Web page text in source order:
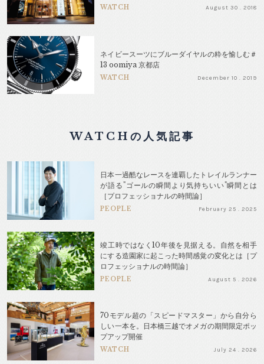
WATCH August 30 . 2018
ネイビースーツにブルーダイヤルの粋を愉しむ＃
13 oomiya 京都店
WATCH December 10 . 2019
WATCHの人気記事
日本一過酷なレースを連覇したトレイルランナー
が語る"ゴールの瞬間より気持ちいい"瞬間とは
［プロフェッショナルの時間論］
PEOPLE February 25 . 2025
竣工時ではなく10年後を見据える。自然を相手
にする造園家に起こった時間感覚の変化とは［プ
ロフェッショナルの時間論］
PEOPLE August 5 . 2026
70モデル超の「スピードマスター」から自分ら
しい一本を。日本橋三越でオメガの期間限定ポッ
プアップ開催
WATCH July 24 . 2026